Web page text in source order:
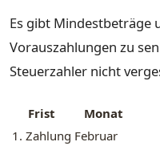
Es gibt Mindestbeträge
Vorauszahlungen zu
Steuerzahler nicht
Frist
Monat
1. Zahlung Februar